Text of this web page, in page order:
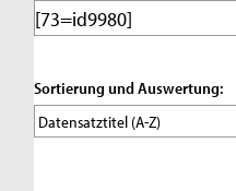
Sortierung und Auswertung: